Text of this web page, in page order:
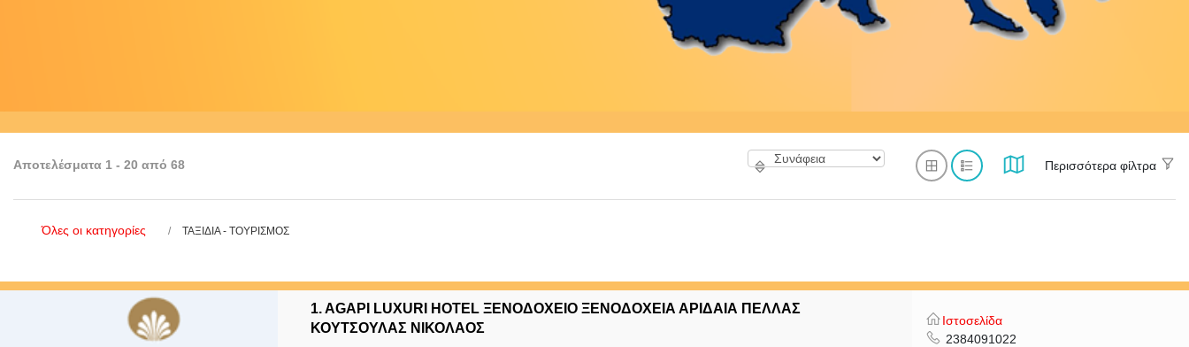
Αποτελέσματα 1 - 20 από 68 Περισσότερα φίλτρα
Όλες οι κατηγορίες ΤΑΞΙΔΙΑ - ΤΟΥΡΙΣΜΟΣ
1.AGAPI LUXURI HOTEL ΞΕΝΟΔΟΧΕΙΟ ΞΕΝΟΔΟΧΕΙΑ ΑΡΙΔΑΙΑ ΠΕΛΛΑΣ
ΚΟΥΤΣΟΥΛΑΣ ΝΙΚΟΛΑΟΣ
Ιστοσελίδα
2384091022